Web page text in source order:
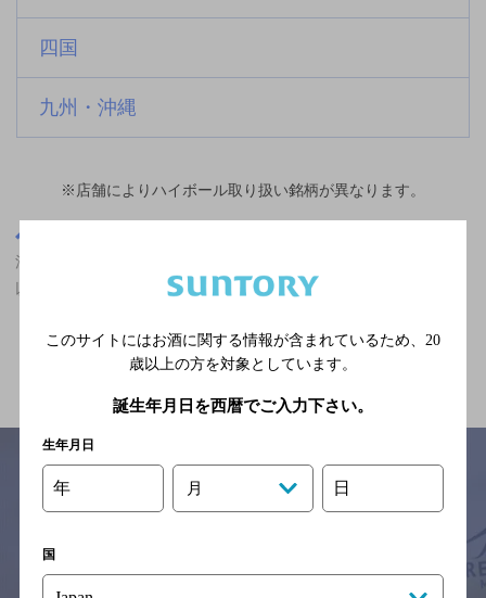
四国
九州・沖縄
※店舗によりハイボール取り扱い銘柄が異なります。
渋谷駅(東京都)周辺500m,ダイニングバー,大勢で楽しめる,3,000円
以上～5,000円未満,個室あり/飲み放題ありのお店
関連ページ
※それぞれのお店のメニューや営業時間などの掲載情報については、
予告なしに変更されることがありますので、
念のためお店にご確認の上ご来店くださいますようお願い申し上げま
このサイトにはお酒に関する情報が含まれているため、 20
歳以上の方を対象としています。
誕生年月日を西暦でご入力下さい。
生年月日
年 月 日
国